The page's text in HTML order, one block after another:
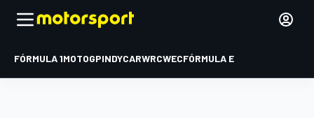
FÓRMULA 1MOTOGPINDYCARWRCWECFÓRMULA E